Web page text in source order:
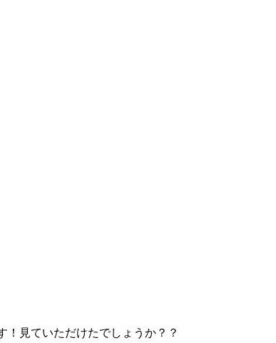
見ていただけたでしょうか？？